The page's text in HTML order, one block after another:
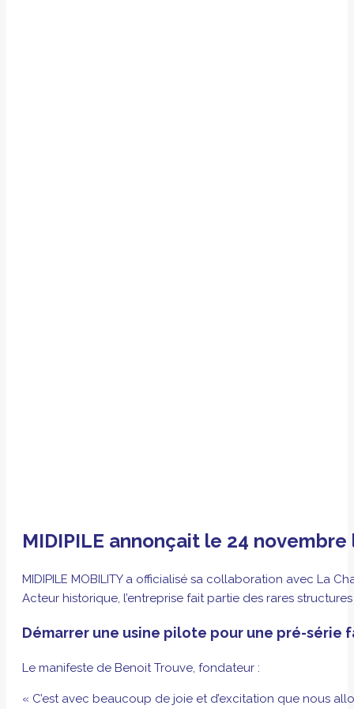
MIDIPILE annonçait le 24
MIDIPILE MOBILITY a officialisé sa collaboration avec La
Acteur historique, l’entreprise fait partie des rares
Démarrer une usine pilote pour une pré-série
Le manifeste de Benoit Trouve, fondateur :
« C’est avec beaucoup de joie et d’excitation que nous